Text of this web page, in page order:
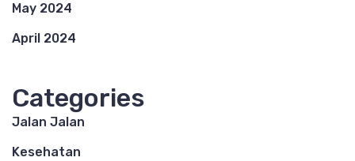
May 2024
April 2024
Categories
Jalan Jalan
Kesehatan